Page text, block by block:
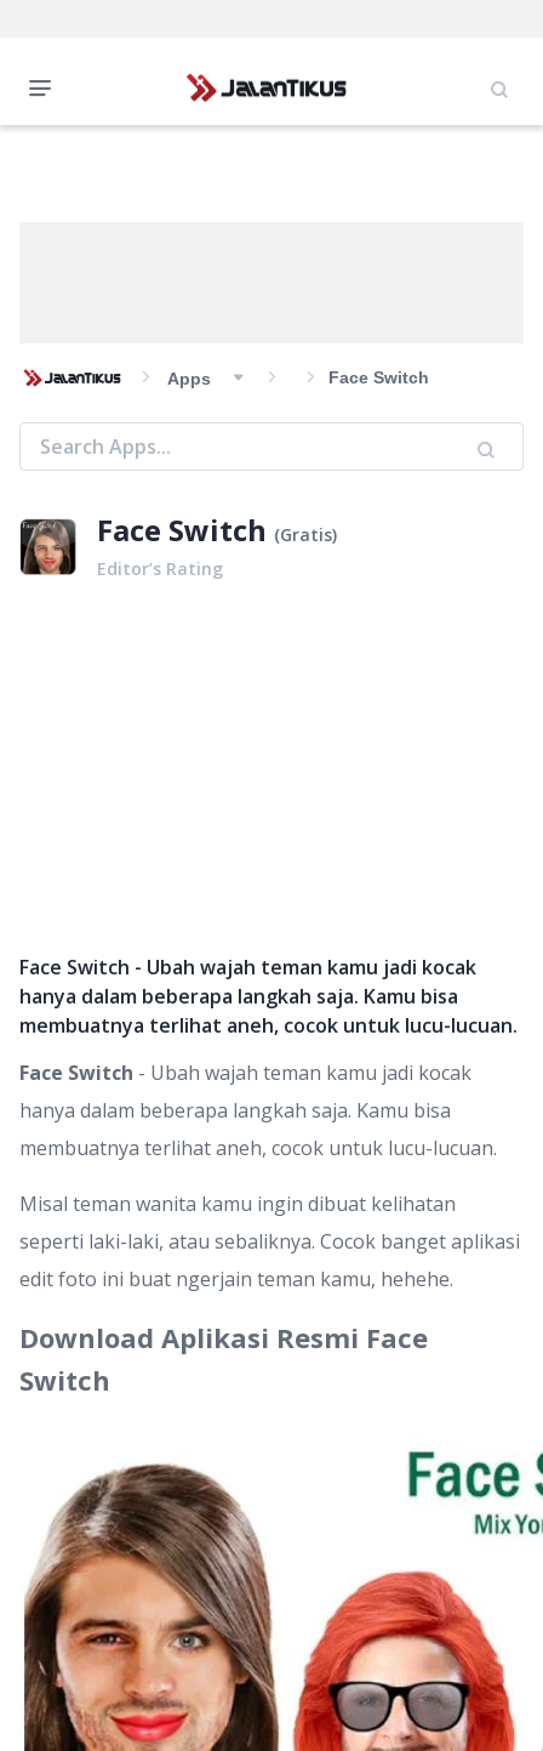
Apps Face Switch
Face Switch (Gratis)
Editor’s Rating
Face Switch - Ubah wajah teman kamu jadi kocak
hanya dalam beberapa langkah saja. Kamu bisa
membuatnya terlihat aneh, cocok untuk lucu-lucuan.
Face Switch - Ubah wajah teman kamu jadi kocak
hanya dalam beberapa langkah saja. Kamu bisa
membuatnya terlihat aneh, cocok untuk lucu-lucuan.
Misal teman wanita kamu ingin dibuat kelihatan
seperti laki-laki, atau sebaliknya. Cocok banget aplikasi
edit foto ini buat ngerjain teman kamu, hehehe.
Download Aplikasi Resmi Face
Switch